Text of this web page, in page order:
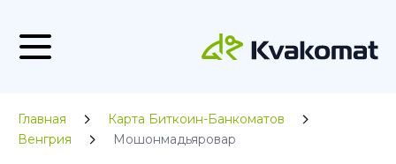
Главная
Карта Биткоин-Банкоматов
Венгрия
Мошонмадьяровар